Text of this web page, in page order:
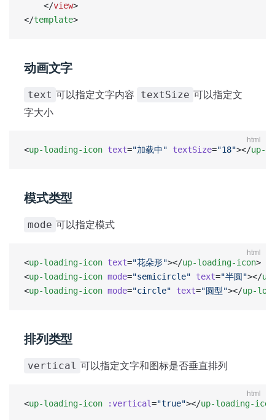
	</
view>
</template>
动画文字
text 可以指定文字内容 textSize 可以指定文
字大小
html
<up-loading-icon text="加载中" textSize="18"></up-
模式类型
mode 可以指定模式
html
<up-loading-icon text="花朵形"></up-loading-icon>
<up-loading-icon mode="semicircle" text="半圆"></
<up-loading-icon mode="circle" text="圆型"></up-
排列类型
vertical 可以指定文字和图标是否垂直排列
html
<up-loading-icon :vertical="true"></up-loading-icon